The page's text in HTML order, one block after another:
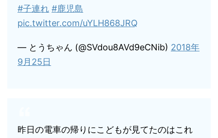
#子連れ #鹿児島
pic.twitter.com/uYLH868JRQ
— とうちゃん (@SVdou8AVd9eCNib) 2018年
9月25日
昨日の電車の帰りにこどもが見てたのはこれ